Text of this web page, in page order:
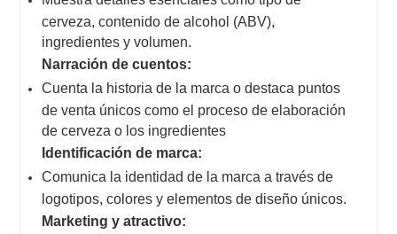
cerveza, contenido de alcohol (ABV),
ingredientes y volumen.
Narración de cuentos:
Cuenta la historia de la marca o destaca puntos
de venta únicos como el proceso de elaboración
de cerveza o los ingredientes
Identificación de marca:
Comunica la identidad de la marca a través de
logotipos, colores y elementos de diseño únicos.
Marketing y atractivo: